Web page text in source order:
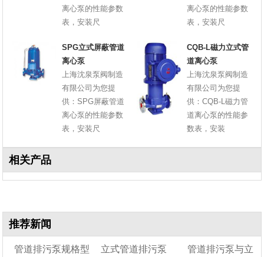
离心泵的性能参数
表，安装尺
离心泵的性能参数
表，安装尺
SPG立式屏蔽管道
离心泵
上海沈泉泵阀制造
有限公司为您提
供：SPG屏蔽管道
离心泵的性能参数
表，安装尺
CQB-L磁力立式管
道离心泵
上海沈泉泵阀制造
有限公司为您提
供：CQB-L磁力管
道离心泵的性能参
数表，安装
相关产品
推荐新闻
管道排污泵规格型 立式管道排污泵 管道排污泵与立